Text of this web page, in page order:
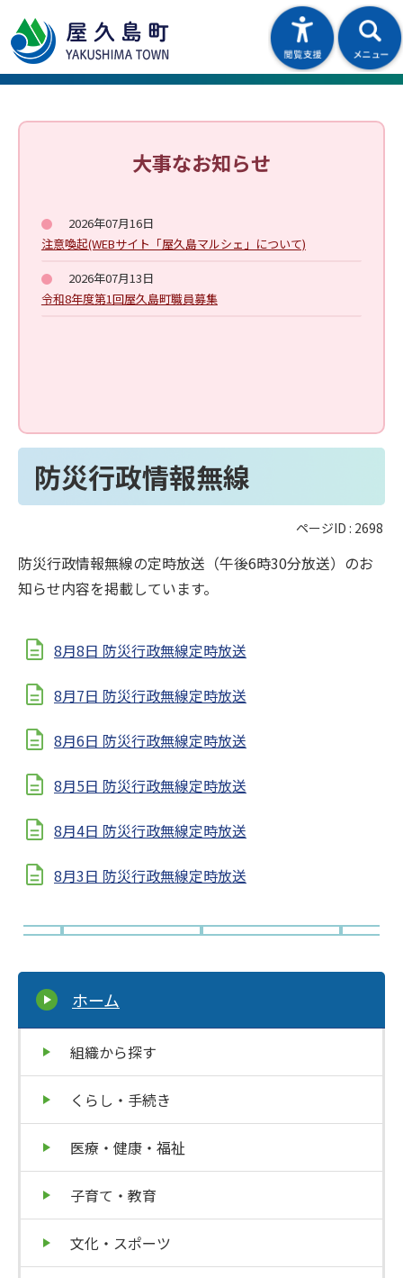
大事なお知らせ
2026年07月16日
注意喚起(WEBサイト「屋久島マルシェ」について)
2026年07月13日
令和8年度第1回屋久島町職員募集
防災行政情報無線
ページID : 2698
防災行政情報無線の定時放送（午後6時30分放送）のお
知らせ内容を掲載しています。
8月8日 防災行政無線定時放送
8月7日 防災行政無線定時放送
8月6日 防災行政無線定時放送
8月5日 防災行政無線定時放送
8月4日 防災行政無線定時放送
8月3日 防災行政無線定時放送
ホーム
組織から探す
くらし・手続き
医療・健康・福祉
子育て・教育
文化・スポーツ